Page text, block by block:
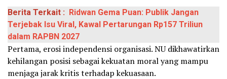
Berita Terkait : Ridwan Gema Puan: Publik Jangan
Terjebak Isu Viral, Kawal Pertarungan Rp157 Triliun
dalam RAPBN 2027
Pertama, erosi independensi organisasi. NU dikhawatirkan
kehilangan posisi sebagai kekuatan moral yang mampu
menjaga jarak kritis terhadap kekuasaan.